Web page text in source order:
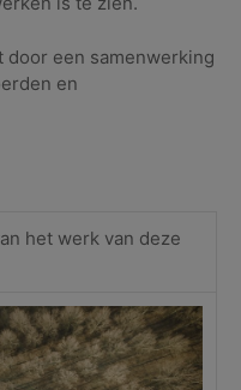
door een samenwerking
en
het werk van deze